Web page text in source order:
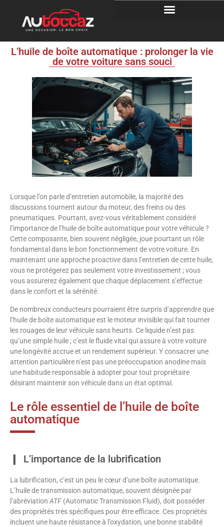
L’huile de boîte automatique : prolonger la vie
de votre voiture sans souci
Lorsque l’on parle d’entretien automobile, la majorité des
discussions tournent autour du moteur, des freins ou des
pneumatiques. Pourtant, avez-vous véritablement considéré
l’importance de l’huile de boîte automatique pour votre véhicule ?
Cette composante, bien souvent négligée, joue pourtant un rôle
fondamental dans le bon fonctionnement de votre voiture. En
maintenant une approche proactive dans l’entretien de cette huile,
vous ne protégerez pas seulement votre investissement ; vous
vous assurerez également que chaque déplacement s’effectue
dans le confort et la sérénité.
De nombreux conducteurs pourraient être surpris d’apprendre que
l’huile de boîte automatique est le moteur invisible qui fait tourner
les rouages de leur véhicule sans heurts. Ce liquide n’est pas
qu’une simple huile ; c’est le fluide vital qui assure à votre voiture
une longévité accrue et un rendement supérieur. Y consacrer une
attention particulière n’est pas une préoccupation anodine mais
une habitude responsable à adopter pour tout propriétaire
désirant maintenir son véhicule dans un état optimal.
Le rôle essentiel de l’huile de boîte
automatique
L’importance de la lubrification
La lubrification, c’est un peu le cœur d’une boîte automatique.
L’huile de transmission automatique, souvent désignée par
l’abréviation ATF (Automatic Transmission Fluid), doit posséder
des propriétés très spécifiques pour être efficace. Ces propriétés
incluent une haute résistance à l’oxydation, une bonne stabilité